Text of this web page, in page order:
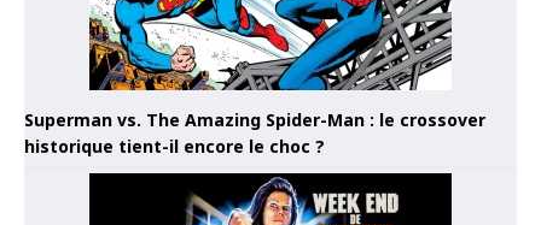
Superman vs. The Amazing Spider-Man : le crossover
historique tient-il encore le choc ?